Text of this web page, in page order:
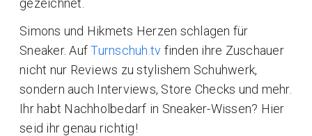
gezeichnet.
Simons und Hikmets Herzen schlagen für
Sneaker. AufTurnschuh.tv finden ihre Zuschauer
nicht nur Reviews zu stylishem Schuhwerk,
sondern auch Interviews, Store Checks und mehr.
Ihr habt Nachholbedarf in Sneaker-Wissen? Hier
seid ihr genau richtig!